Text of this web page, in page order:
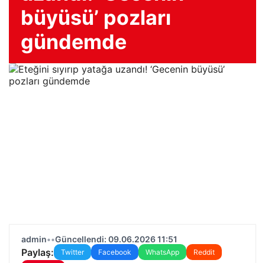
büyüsü’ pozları
gündemde
admin••Güncellendi: 09.06.2026 11:51
Paylaş: Twitter Facebook WhatsApp
Reddit